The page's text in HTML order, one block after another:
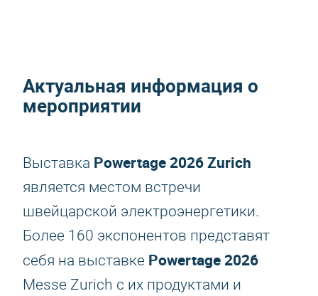
Актуальная информация о
мероприятии
Выставка Powertage 2026Zurich
является местом встречи
швейцарской электроэнергетики.
Более 160 экспонентов представят
себя на выставке Powertage 2026
Messe Zurich с их продуктами и